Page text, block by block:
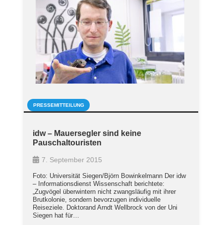
PRESSEMITTEILUNG
idw – Mauersegler sind keine
Pauschaltouristen
7. September 2015
Foto: Universität Siegen/Björn Bowinkelmann Der idw
– Informationsdienst Wissenschaft berichtete:
„Zugvögel überwintern nicht zwangsläufig mit ihrer
Brutkolonie, sondern bevorzugen individuelle
Reiseziele. Doktorand Arndt Wellbrock von der Uni
Siegen hat für…